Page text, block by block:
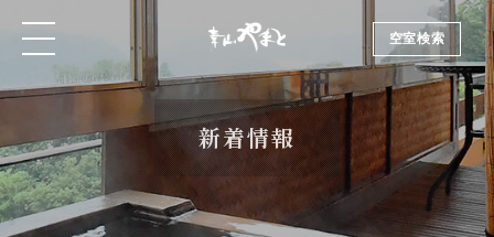
空室検索
空室検索
新着情報